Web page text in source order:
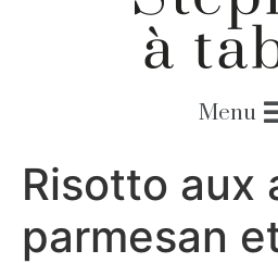
Risotto aux
parmesan